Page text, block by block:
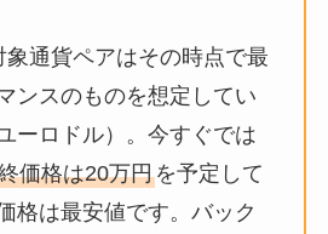
通貨ペアはその時点で最
ンスのものを想定してい
ーロドル）。今すぐでは
価格は20万円を予定して
格は最安値です。バック